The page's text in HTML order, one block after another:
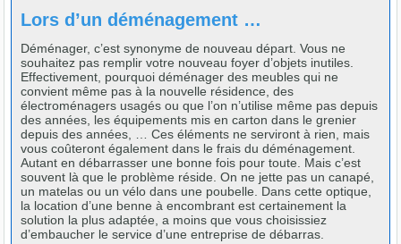
Lors d’un déménagement …
Déménager, c’est synonyme de nouveau départ. Vous ne
souhaitez pas remplir votre nouveau foyer d’objets inutiles.
Effectivement, pourquoi déménager des meubles qui ne
convient même pas à la nouvelle résidence, des
électroménagers usagés ou que l’on n’utilise même pas depuis
des années, les équipements mis en carton dans le grenier
depuis des années, … Ces éléments ne serviront à rien, mais
vous coûteront également dans le frais du déménagement.
Autant en débarrasser une bonne fois pour toute. Mais c’est
souvent là que le problème réside. On ne jette pas un canapé,
un matelas ou un vélo dans une poubelle. Dans cette optique,
la location d’une benne à encombrant est certainement la
solution la plus adaptée, a moins que vous choisissiez
d’embaucher le service d’une entreprise de débarras.